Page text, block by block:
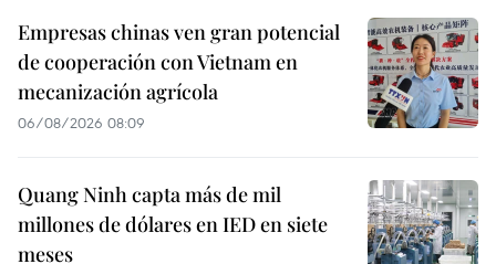
Empresas chinas ven gran potencial
de cooperación con Vietnam en
mecanización agrícola
06/08/2026 08:09
Quang Ninh capta más de mil
millones de dólares en IED en siete
meses